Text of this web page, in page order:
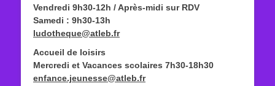
Vendredi 9h30-12h / Après-midi sur RDV
Samedi : 9h30-13h
ludotheque@atleb.fr
Accueil de loisirs
Mercredi et Vacances scolaires 7h30-18h30
enfance.jeunesse@atleb.fr